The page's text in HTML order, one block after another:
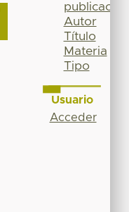
publicación
Autor
Título
Materia
Tipo
Usuario
Acceder